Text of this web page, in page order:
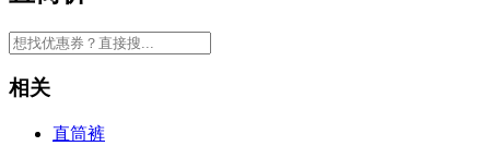
相关
直筒裤